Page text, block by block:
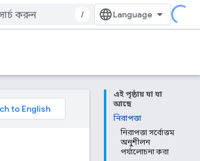
/
এই পৃষ্ঠায় যা যা
আছে
নিরাপত্তা
নিরাপত্তা সর্বোত্তম
অনুশীলন
পর্যালোচনা করা